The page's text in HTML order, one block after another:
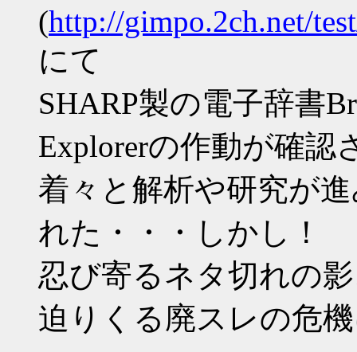
(http://gimpo.2ch.net/
にて
SHARP製の電子辞書
Explorerの作動が確認
着々と解析や研究が
れた・・・しかし！
忍び寄るネタ切れの
迫りくる廃スレの危